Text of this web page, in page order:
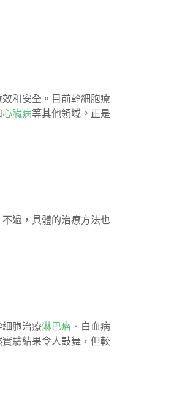
和安全。目前幹細胞療
心臟病等其他領域。正是
過，具體的治療方法也
胞治療淋巴瘤 、白血病
驗結果令人鼓舞，但較